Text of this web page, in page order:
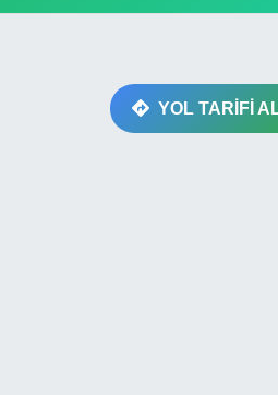
YOL TARİFİ